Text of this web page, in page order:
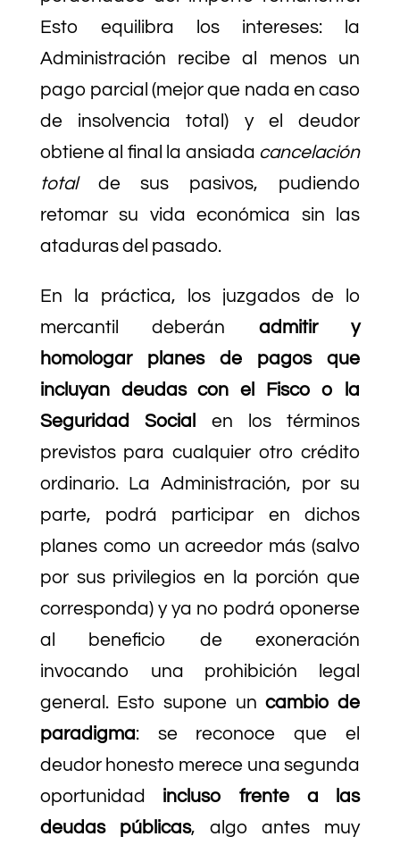
Esto equilibra los intereses: la
Administración recibe al menos un
pago parcial (mejor que nada en caso
de insolvencia total) y el deudor
obtiene al final la ansiada cancelación
totalde sus pasivos, pudiendo
retomar su vida económica sin las
ataduras del pasado.
En la práctica, los juzgados de lo
mercantil deberán admitir y
homologar planes de pagos que
incluyan deudas con el Fisco o la
Seguridad Social
en los términos
previstos para cualquier otro crédito
ordinario. La Administración, por su
parte, podrá participar en dichos
planes como un acreedor más (salvo
por sus privilegios en la porción que
corresponda) y ya no podrá oponerse
al beneficio de exoneración
invocando una prohibición legal
general. Esto supone un cambio de
paradigma: se reconoce que el
deudor honesto merece una segunda
oportunidad incluso frente a las
deudas públicas, algo antes muy